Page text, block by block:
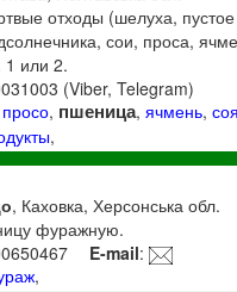
отходы (шелуха,
сои, проса,
или 2.
(Viber, Telegram)
просо, пшеница,ячмень,соя
,
, Каховка, Херсонська обл.
фуражную.
E-mail:
,